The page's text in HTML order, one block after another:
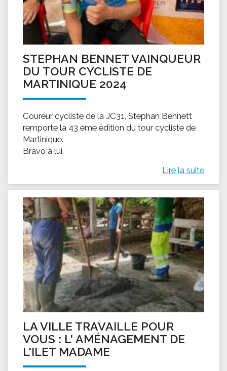
STEPHAN BENNET VAINQUEUR
DU TOUR CYCLISTE DE
MARTINIQUE 2024
Coureur cycliste de la JC31, Stephan Bennett
remporte la 43 ème édition du tour cycliste de
Martinique.
Bravo à lui.
Lire la suite
LA VILLE TRAVAILLE POUR
VOUS : L' AMÉNAGEMENT DE
L'ILET MADAME